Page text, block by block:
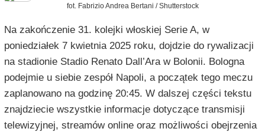
fot. Fabrizio Andrea Bertani / Shutterstock
Na zakończenie 31. kolejki włoskiej Serie A, w
poniedziałek 7 kwietnia 2025 roku, dojdzie do rywalizacji
na stadionie Stadio Renato Dall’Ara w Bolonii. Bologna
podejmie u siebie zespół Napoli, a początek tego meczu
zaplanowano na godzinę 20:45. W dalszej części tekstu
znajdziecie wszystkie informacje dotyczące transmisji
telewizyjnej, streamów online oraz możliwości obejrzenia